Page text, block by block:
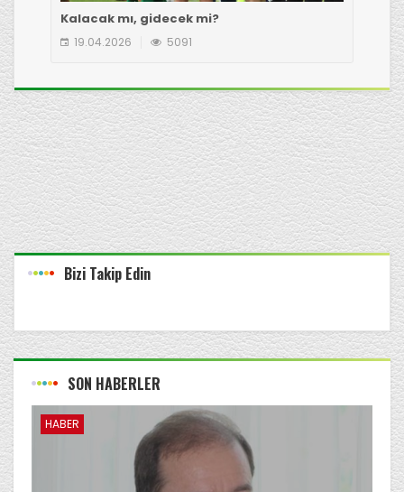
Kalacak mı, gidecek mi?
19.04.2026 5091
Bizi Takip Edin
SON HABERLER
HABER